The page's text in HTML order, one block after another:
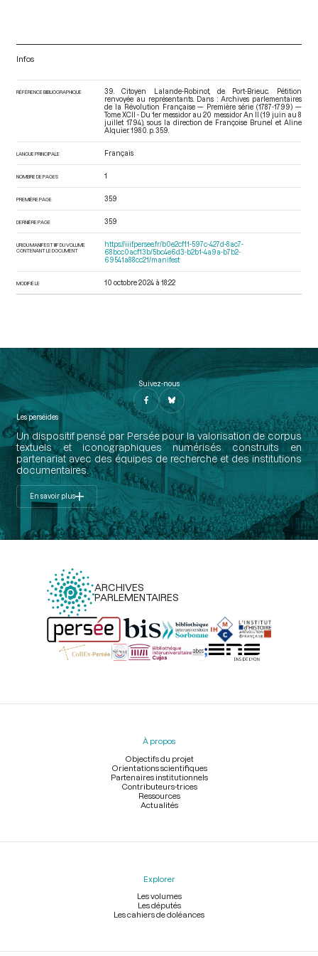
Infos
RÉFÉRENCE BIBLIOGRAPHIQUE
39. Citoyen Lalande-Robinot, de Port-Brieuc. Pétition
renvoyée au représentants. Dans : Archives parlementaires
de la Révolution Française — Première série (1787-1799) —
Tome XCII - Du 1er messidor au 20 messidor An II (19 juin au 8
juillet 1794) , sous la direction de Françoise Brunel et Aline
Alquier. 1980. p. 359.
LANGUE PRINCIPALE Français
NOMBRE DE PAGES 1
PREMIÈRE PAGE 359
DERNIÈRE PAGE 359
URI DU MANIFEST IIIF DU VOLUME
CONTENANT LE DOCUMENT
https://iiif.persee.fr/b0e2cf11-597c-427d-8ac7-
68bcc0acf13b/5bc4e6d3-b2b1-4a9a-b7b2-
69541a88cc21/manifest
MODIFIÉ LE 10 octobre 2024 à 18:22
Suivez-nous
Les perséides
Un dispositif pensé par Persée pour la valorisation de corpus
textuels et iconographiques numérisés construits en
partenariat avec des équipes de recherche et des institutions
documentaires.
En savoir plus
ARCHIVES
PARLEMENTAIRES
Menu
À propos
Objectifs du projet
Orientations scientifiques
Partenaires institutionnels
Contributeurs-trices
Ressources
Actualités
Explorer
Les volumes
Les députés
Les cahiers de doléances